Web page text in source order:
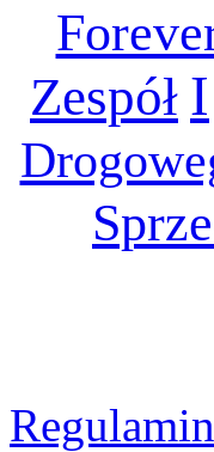
Zespół I
Regulamin